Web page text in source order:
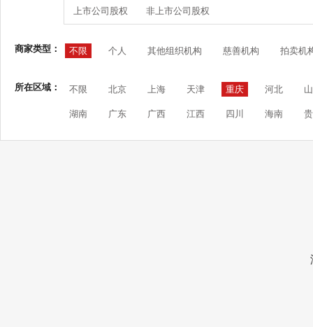
上市公司股权 非上市公司股权
商家类型： 不限 个人 其他组织机构 慈善机构 拍卖机
所在区域： 不限 北京 上海 天津 重庆 河北
湖南 广东 广西 江西 四川 海南